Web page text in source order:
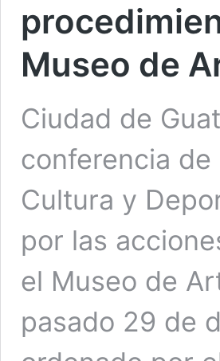
Museo de
Ciudad de
conferencia
Cultura y
por las
el Museo de
pasado 29 de